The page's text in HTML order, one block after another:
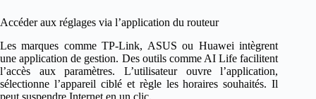
Accéder aux réglages via l’application du routeur
Les marques comme TP-Link, ASUS ou Huawei intègrent
une application de gestion. Des outils comme AI Life facilitent
l’accès aux paramètres. L’utilisateur ouvre l’application,
sélectionne l’appareil ciblé et règle les horaires souhaités. Il
peut suspendre Internet en un clic.